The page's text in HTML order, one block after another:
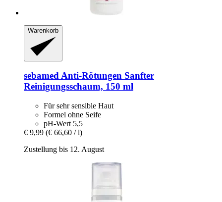
Warenkorb
sebamedAnti-​Rötungen Sanfter
Reinigungsschaum, 150 ml
Für sehr sensible Haut
Formel ohne Seife
pH-Wert 5,5
€ 9,99 (€ 66,60 / l)
Zustellung bis 12. August